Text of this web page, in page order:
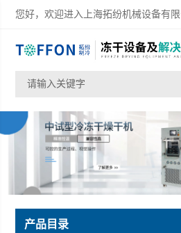
您好，欢迎进入上海拓纷机械设备有限
产品目录